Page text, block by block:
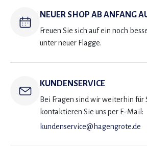
NEUER SHOP AB ANFANG
Freuen Sie sich auf ein noch
unter neuer Flagge.
KUNDENSERVICE
Bei Fragen sind wir weiterhin für
kontaktieren Sie uns per E-Mail:
kundenservice@hagengrote.de